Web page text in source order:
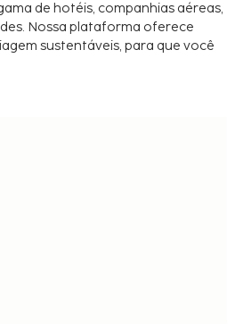
de hotéis, companhias aéreas,
Nossa plataforma oferece
sustentáveis, para que você